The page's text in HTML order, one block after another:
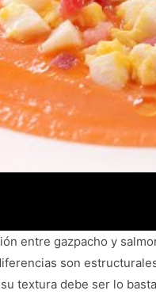
entre gazpacho y
son
textura debe ser lo